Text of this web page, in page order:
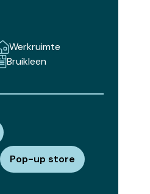
Werkruimte
Bruikleen
Pop-up store